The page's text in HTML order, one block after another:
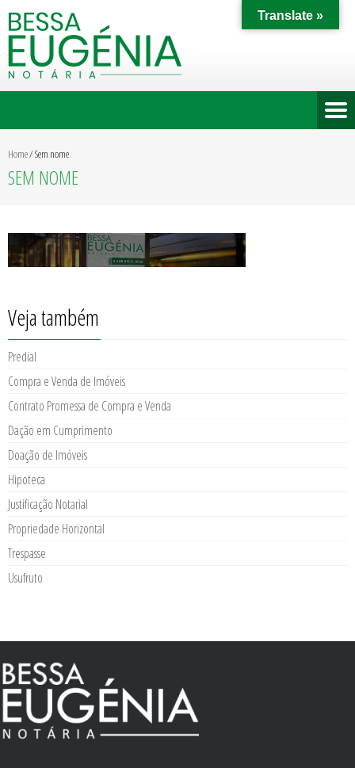
Home/Sem nome
SEM NOME
Veja também
Predial
Compra e Venda de Imóveis
Contrato Promessa de Compra e Venda
Dação em Cumprimento
Doação de Imóveis
Hipoteca
Justificação Notarial
Propriedade Horizontal
Trespasse
Usufruto
Translate »